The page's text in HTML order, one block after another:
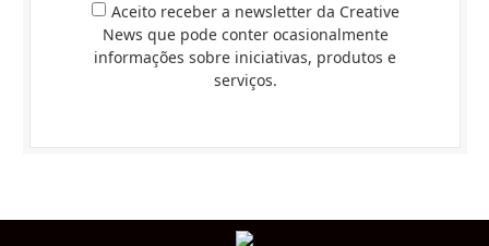
Aceito receber a newsletter da Creative
News que pode conter ocasionalmente
informações sobre iniciativas, produtos e
serviços.